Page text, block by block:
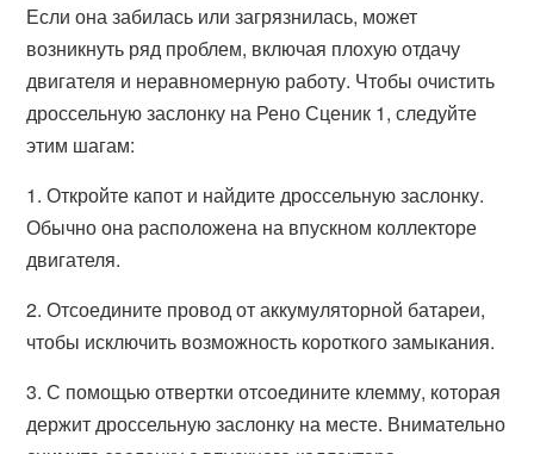
Если она забилась или загрязнилась, может
возникнуть ряд проблем, включая плохую отдачу
двигателя и неравномерную работу. Чтобы очистить
дроссельную заслонку на Рено Сценик 1, следуйте
этим шагам:
1. Откройте капот и найдите дроссельную заслонку.
Обычно она расположена на впускном коллекторе
двигателя.
2. Отсоедините провод от аккумуляторной батареи,
чтобы исключить возможность короткого замыкания.
3. С помощью отвертки отсоедините клемму, которая
держит дроссельную заслонку на месте. Внимательно